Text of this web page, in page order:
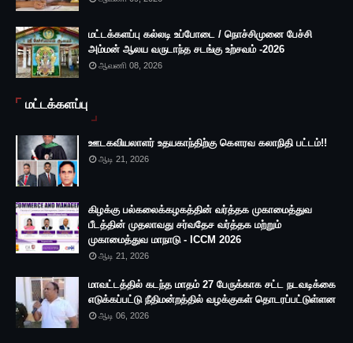
மட்டக்களப்பு கல்லடி உப்போடை / நொச்சிமுனை பேச்சி
அம்மன் ஆலய வருடாந்த சடங்கு உற்சவம் -2026
ஆவணி 08, 2026
மட்டக்களப்பு
ஊடகவியலாளர் உதயகாந்திற்கு கௌரவ கலாநிதி பட்டம்!!
ஆடி 21, 2026
கிழக்கு பல்கலைக்கழகத்தின் வர்த்தக முகாமைத்துவ
பீடத்தின் முதலாவது சர்வதேச வர்த்தக மற்றும்
முகாமைத்துவ மாநாடு - ICCM 2026
ஆடி 21, 2026
மாவட்டத்தில் கடந்த மாதம் 27 பேருக்காக சட்ட நடவடிக்கை
எடுக்கப்பட்டு நீதிமன்றத்தில் வழக்குகள் தொடரப்பட்டுள்ளன
ஆடி 06, 2026